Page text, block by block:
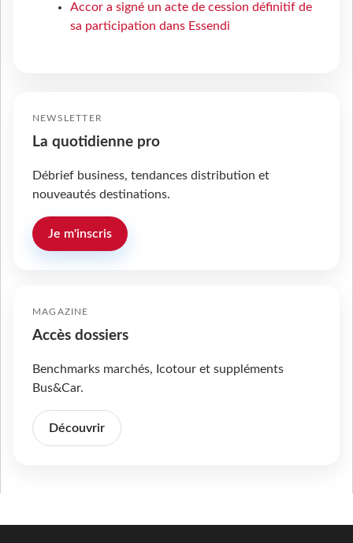
Accor a signé un acte de cession définitif de
sa participation dans Essendi
NEWSLETTER
La quotidienne pro
Débrief business, tendances distribution et
nouveautés destinations.
Je m'inscris
MAGAZINE
Accès dossiers
Benchmarks marchés, Icotour et suppléments
Bus&Car.
Découvrir